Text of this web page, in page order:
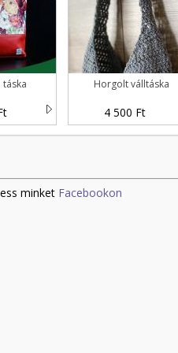
táska Horgolt válltáska
4 500 Ft
minket Facebookon